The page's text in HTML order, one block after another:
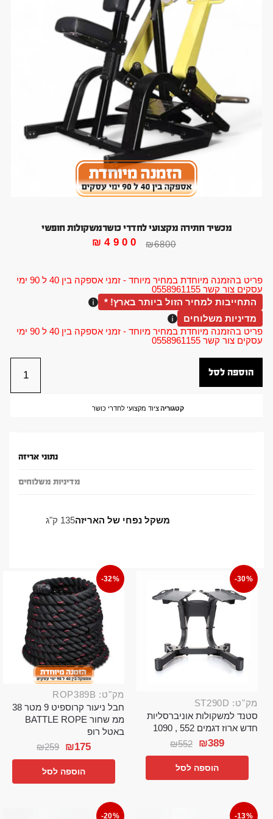
פריט בהזמנה מיוחדת במחיר מיוחד - זמני אספקה בין 40 ל 90 ימי
עסקים צור קשר 0558961155
מכשיר חתירה מקצועי לחדרי כושרמשקולות חופשי
₪6800
₪4900
התחייבות למחיר הזול ביותר בארץ! *
מדיניות משלוחים
פריט בהזמנה מיוחדת במחיר מיוחד - זמני אספקה בין 40 ל 90 ימי
עסקים צור קשר 0558961155
הוספה לסל
קטגוריהציוד מקצועי לחדרי כושר
נתוני אריזה
מדיניות משלוחים
משקל נפחי של האריזה135 ק"ג
-30%
מק"ט: ST290D
סטנד למשקולות אוניברסליות
חדש ארוז דגמים 552 , 1090
₪552 ₪389
הוספה לסל
-32%
מק"ט: ROP389B
חבל ניעור קרוספיט 9 מטר 38
ממ שחור BATTLE ROPE
באטל רופ
₪259 ₪175
הוספה לסל
-13%
-20%